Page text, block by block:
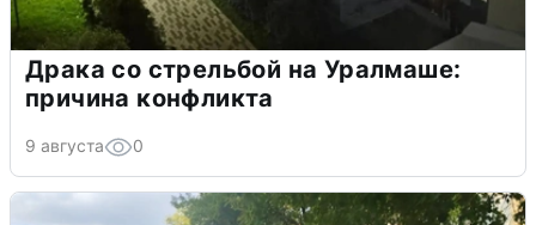
Драка со стрельбой на Уралмаше:
причина конфликта
9 августа 0